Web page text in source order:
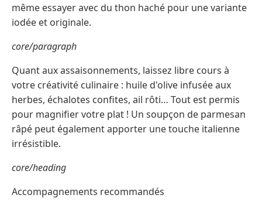
même essayer avec du thon haché pour une variante
iodée et originale.
core/paragraph
Quant aux assaisonnements, laissez libre cours à
votre créativité culinaire : huile d'olive infusée aux
herbes, échalotes confites, ail rôti… Tout est permis
pour magnifier votre plat ! Un soupçon de parmesan
râpé peut également apporter une touche italienne
irrésistible.
core/heading
Accompagnements recommandés